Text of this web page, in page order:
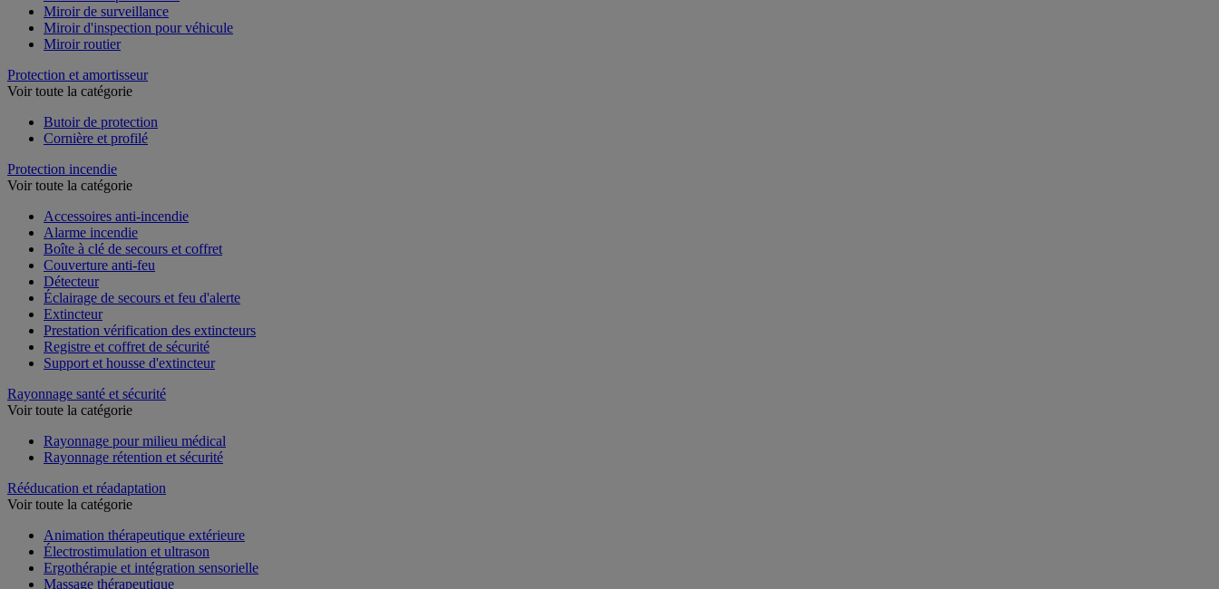
Accessoires pour miroir
Miroir de surveillance
Miroir d'inspection pour véhicule
Protection et amortisseur
Butoir de protection
Protection incendie
Accessoires anti-incendie
Alarme incendie
Boîte à clé de secours et coffret
Couverture anti-feu
Détecteur
Éclairage de secours et feu d'alerte
Extincteur
Prestation vérification des extincteurs
Registre et coffret de sécurité
Rayonnage santé et sécurité
Rayonnage pour milieu médical
Rééducation et réadaptation
Animation thérapeutique extérieure
Électrostimulation et ultrason
Ergothérapie et intégration sensorielle